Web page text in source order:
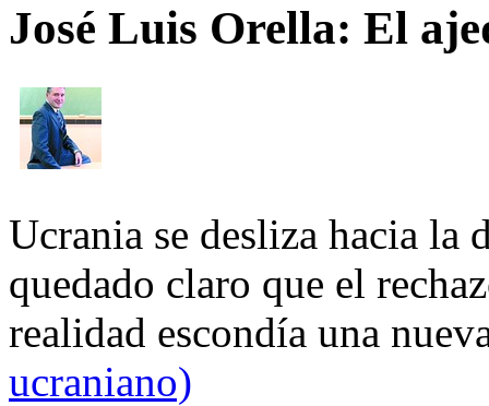
José Luis Orella: El
Ucrania se desliza hacia
quedado claro que el
realidad escondía una
ucraniano)